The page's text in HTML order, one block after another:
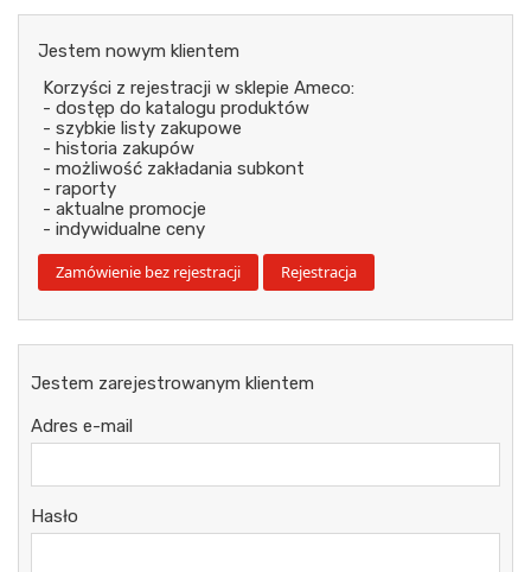
Jestem nowym klientem
Korzyści z rejestracji w sklepie Ameco:
- dostęp do katalogu produktów
- szybkie listy zakupowe
- historia zakupów
- możliwość zakładania subkont
- raporty
- aktualne promocje
- indywidualne ceny
Jestem zarejestrowanym klientem
Adres e-mail
Hasło